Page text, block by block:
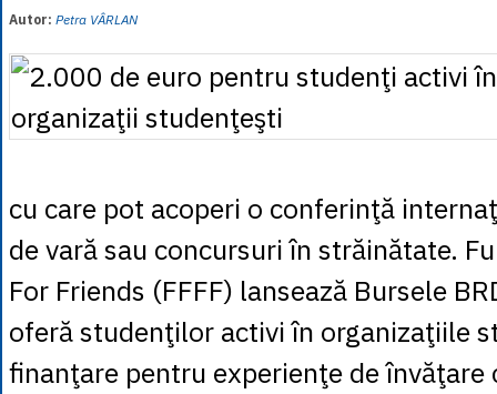
1 MXN
= 0.2227
1 NOK= 0.4191
1 RSD= 0.0425
1 TRY= 0.1141
1 UAH
= 0.1048
1 XDR= 5.9383
1 ZAR = 0.2318
Autor: Petra VÂRLAN
cu care pot acoperi o conferinţă
de vară sau concursuri în străinătate.
For Friends (FFFF) lansează Bursele
oferă studenţilor activi în organizaţiile
finanţare pentru experienţe de învăţare